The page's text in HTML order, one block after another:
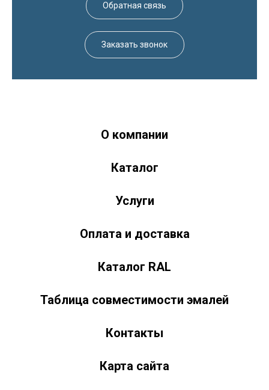
Обратная связь
Заказать звонок
О компании
Каталог
Услуги
Оплата и доставка
Каталог RAL
Таблица совместимости эмалей
Контакты
Карта сайта